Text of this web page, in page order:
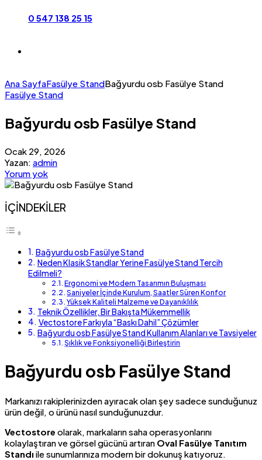
0 547 138 25 15
Ana SayfaFasülye StandBağyurdu osb Fasülye Stand
Fasülye Stand
Bağyurdu osb Fasülye Stand
Ocak 29, 2026
Yazan: admin
Yorum yok
İÇİNDEKİLER
Bağyurdu osb Fasülye Stand
Neden Klasik Standlar Yerine Fasülye Stand Tercih
Edilmeli?
Ergonomi ve Modern Tasarımın Buluşması
Saniyeler İçinde Kurulum, Saatler Süren Konfor
Yüksek Kaliteli Malzeme ve Dayanıklılık
Teknik Özellikler, Bir Bakışta Mükemmellik
Vectostore Farkıyla “Baskı Dahil” Çözümler
Bağyurdu osb Fasülye Stand Kullanım Alanları ve Tavsiyeler
Şıklık ve Fonksiyonelliği Birleştirin
Bağyurdu osb Fasülye Stand
Markanızı rakiplerinizden ayıracak olan şey sadece sunduğunuz
ürün değil, o ürünü nasıl sunduğunuzdur.
Vectostore olarak, markaların saha operasyonlarını
kolaylaştıran ve görsel gücünü artıran Oval Fasülye Tanıtım
Standı ile sunumlarınıza modern bir dokunuş katıyoruz.